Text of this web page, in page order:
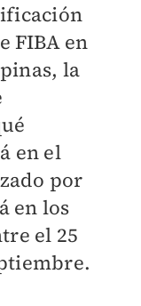
FIBA en
la
en el
por
en los
el 25